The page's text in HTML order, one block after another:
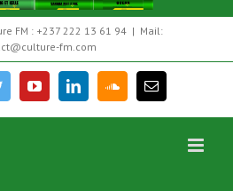
FM : +237 222 13 61 94 | Mail:
fm.com
twitter youtubelinkedinsoundcloud
Email